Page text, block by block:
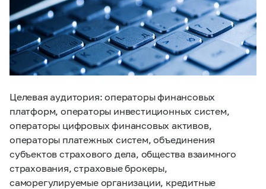
Целевая аудитория: операторы финансовых
платформ, операторы инвестиционных систем,
операторы цифровых финансовых активов,
операторы платежных систем, объединения
субъектов страхового дела, общества взаимного
страхования, страховые брокеры,
саморегулируемые организации, кредитные